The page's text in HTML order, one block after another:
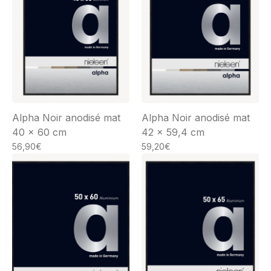
Alpha Noir anodisé mat
40 x 60 cm
56,90€
Alpha Noir anodisé mat
42 x 59,4 cm
59,20€